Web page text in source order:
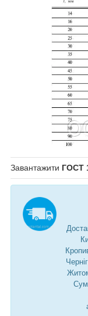
Завантажити ГОСТ